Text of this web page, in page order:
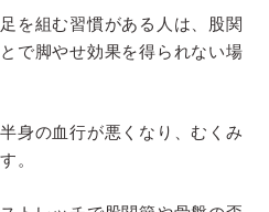
を組む習慣がある人は、股関
で脚やせ効果を得られない場
身の血行が悪くなり、むくみ
。